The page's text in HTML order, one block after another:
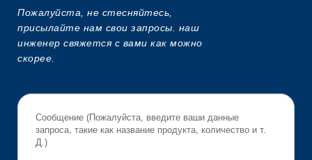
Пожалуйста, не стесняйтесь,
присылайте нам свои запросы. наш
инженер свяжется с вами как можно
скорее.